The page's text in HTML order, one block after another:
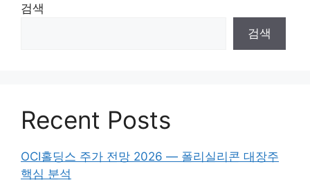
검색
검색
Recent Posts
OCI홀딩스 주가 전망 2026 — 폴리실리콘 대장주
핵심 분석